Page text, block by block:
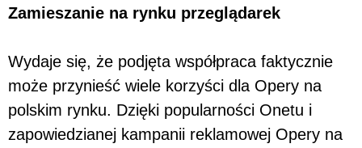
Zamieszanie na rynku przeglądarek
Wydaje się, że podjęta współpraca faktycznie
może przynieść wiele korzyści dla Opery na
polskim rynku. Dzięki popularności Onetu i
zapowiedzianej kampanii reklamowej Opery na